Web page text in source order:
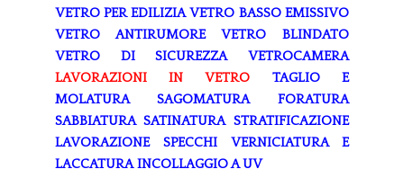
VETRO PER EDILIZIA VETRO BASSO EMISSIVO
VETRO ANTIRUMORE
VETRO BLINDATO
VETRO DI SICUREZZA
VETROCAMERA
LAVORAZIONI IN VETRO
TAGLIO E
MOLATURA
SAGOMATURA
FORATURA
SABBIATURA SATINATURA STRATIFICAZIONE
LAVORAZIONE SPECCHI
VERNICIATURA E
LACCATURA INCOLLAGGIO A UV